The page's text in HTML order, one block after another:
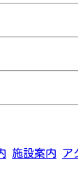
施設案内 ア